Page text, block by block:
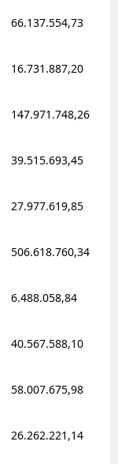
66.137.554,73
16.731.887,20
147.971.748,26
39.515.693,45
27.977.619,85
506.618.760,34
6.488.058,84
40.567.588,10
58.007.675,98
26.262.221,14